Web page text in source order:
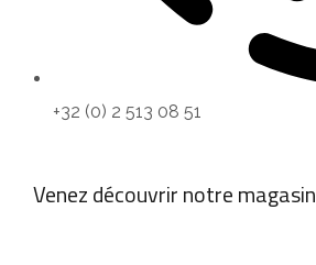
+32 (0) 2 513 08 51
Venez découvrir notre magasin